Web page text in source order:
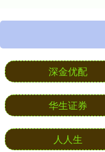
深金优配
华生证券
人人生